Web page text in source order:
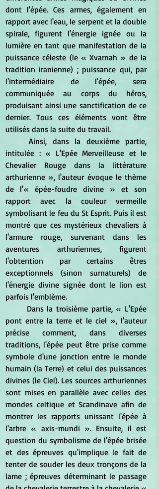
dont l'épée. Ces armes, également en
rapport avec l'eau, le serpent et la double
spirale, figurent l'énergie ignée ou la
lumière en tant que manifestation de la
puissance céleste (le « Xvarnah » de la
tradition iranienne) ; puissance qui, par
l'intermédiaire de l'épée, sera
communiquée au corps du héros,
produisant ainsi une sanctification de ce
dernier. Tous ces éléments vont être
utilisés dans la suite du travail.
	Ainsi, dans la deuxième partie,
intitulée : « L'Epée Merveilleuse et le
Chevalier Rouge dans la littérature
arthurienne », l'auteur évoque le thème
de l'« épée-foudre divine » et son
rapport avec la couleur vermeille
symbolisant le feu du St Esprit. Puis il est
montré que ces mystérieux chevaliers à
l'armure rouge, survenant dans les
aventures arthuriennes, figurent
l'obtention par certains êtres
exceptionnels (sinon surnaturels) de
l'énergie divine signée dont le lion est
parfois l'emblème.
pont entre la terre et le ciel », l'auteur
précise comment, dans diverses
traditions, l'épée peut être prise comme
symbole d'une jonction entre le monde
humain (la Terre) et celui des puissances
divines (le Ciel). Les sources arthuriennes
sont mises en parallèle avec celles des
mondes celtique et Scandinave afin de
montrer les rapports unissant l'épée à
l'arbre « axis-mundi ». Ensuite, il est
question du symbolisme de l'épée brisée
et des épreuves qu'implique le fait de
tenter de souder les deux tronçons de la
lame ; épreuves déterminant le passage